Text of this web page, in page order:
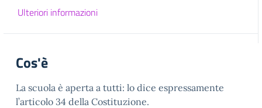
Ulteriori informazioni
Cos'è
La scuola è aperta a tutti: lo dice espressamente
l’articolo 34 della Costituzione.